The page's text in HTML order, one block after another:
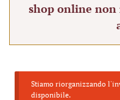
shop online non
Stiamo riorganizzando
disponibile.